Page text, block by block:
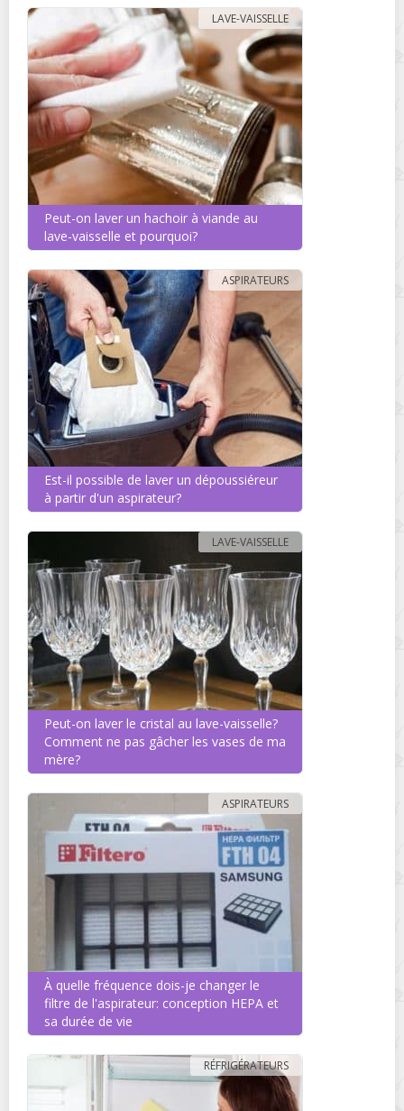
Peut-on laver un hachoir à viande au
lave-vaisselle et pourquoi?
LAVE-VAISSELLE
Est-il possible de laver un dépoussiéreur
à partir d'un aspirateur?
ASPIRATEURS
Peut-on laver le cristal au lave-vaisselle?
Comment ne pas gâcher les vases de ma
mère?
LAVE-VAISSELLE
À quelle fréquence dois-je changer le
filtre de l'aspirateur: conception HEPA et
sa durée de vie
ASPIRATEURS
RÉFRIGÉRATEURS